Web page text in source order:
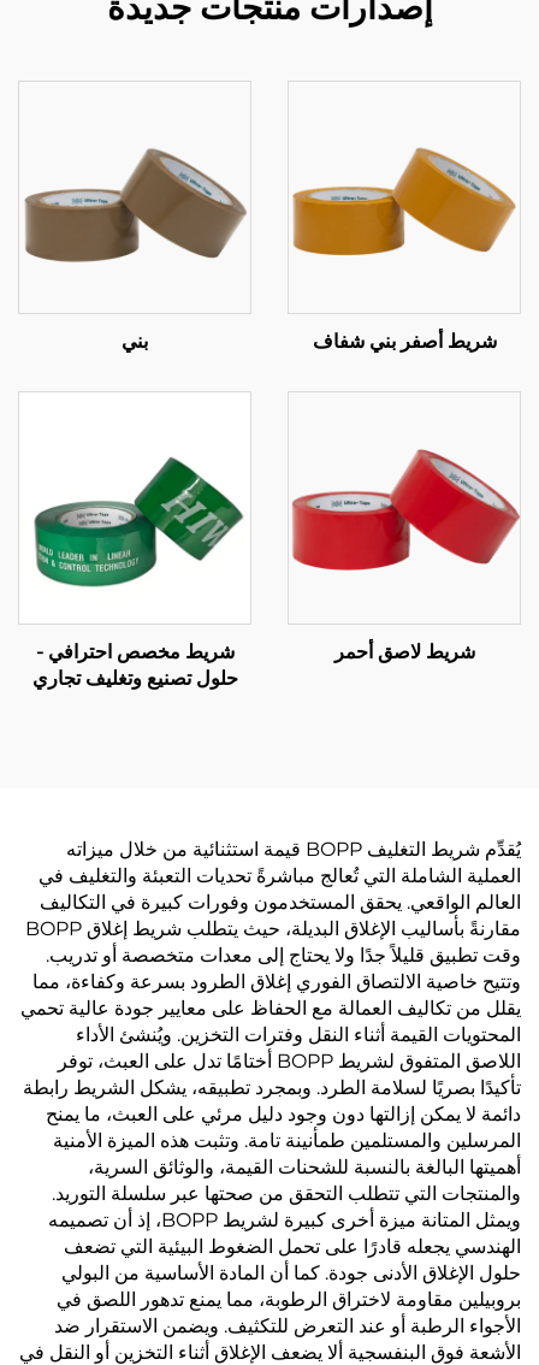
شريط أصفر بني شفاف بني
شريط لاصق أحمر
شريط مخصص احترافي -
حلول تصنيع وتغليف تجاري
يُقدِّم شريط التغليف BOPP قيمة استثنائية من خلال ميزاته
العملية الشاملة التي تُعالج مباشرةً تحديات التعبئة والتغليف في
العالم الواقعي. يحقق المستخدمون وفورات كبيرة في التكاليف
مقارنةً بأساليب الإغلاق البديلة، حيث يتطلب شريط إغلاق BOPP
وقت تطبيق قليلاً جدًا ولا يحتاج إلى معدات متخصصة أو تدريب.
وتتيح خاصية الالتصاق الفوري إغلاق الطرود بسرعة وكفاءة، مما
يقلل من تكاليف العمالة مع الحفاظ على معايير جودة عالية تحمي
المحتويات القيمة أثناء النقل وفترات التخزين. ويُنشئ الأداء
اللاصق المتفوق لشريط BOPP أختامًا تدل على العبث، توفر
تأكيدًا بصريًا لسلامة الطرد. وبمجرد تطبيقه، يشكل الشريط رابطة
دائمة لا يمكن إزالتها دون وجود دليل مرئي على العبث، ما يمنح
المرسلين والمستلمين طمأنينة تامة. وتثبت هذه الميزة الأمنية
أهميتها البالغة بالنسبة للشحنات القيمة، والوثائق السرية،
والمنتجات التي تتطلب التحقق من صحتها عبر سلسلة التوريد.
ويمثل المتانة ميزة أخرى كبيرة لشريط BOPP، إذ أن تصميمه
الهندسي يجعله قادرًا على تحمل الضغوط البيئية التي تضعف
حلول الإغلاق الأدنى جودة. كما أن المادة الأساسية من البولي
بروبيلين مقاومة لاختراق الرطوبة، مما يمنع تدهور اللصق في
الأجواء الرطبة أو عند التعرض للتكثيف. ويضمن الاستقرار ضد
الأشعة فوق البنفسجية ألا يضعف الإغلاق أثناء التخزين أو النقل في